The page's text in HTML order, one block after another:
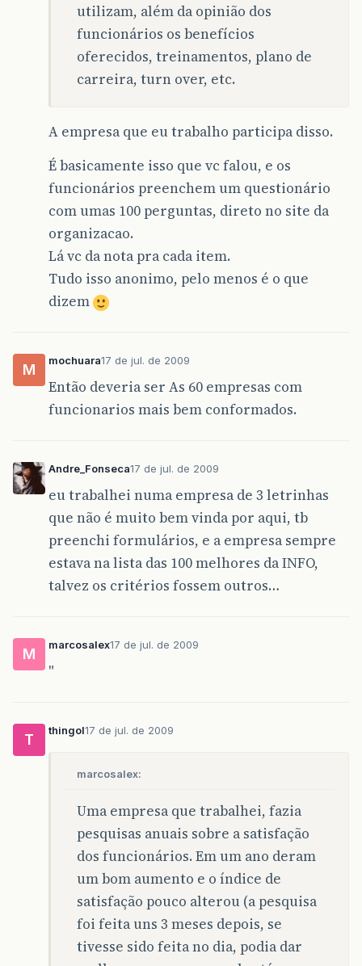
utilizam, além da opinião dos
funcionários os benefícios
oferecidos, treinamentos, plano de
carreira, turn over, etc.
A empresa que eu trabalho participa disso.
É basicamente isso que vc falou, e os
funcionários preenchem um questionário
com umas 100 perguntas, direto no site da
organizacao.
Lá vc da nota pra cada item.
Tudo isso anonimo, pelo menos é o que
dizem
M
mochuara17 de jul. de 2009
Então deveria ser As 60 empresas com
funcionarios mais bem conformados.
Andre_Fonseca17 de jul. de 2009
eu trabalhei numa empresa de 3 letrinhas
que não é muito bem vinda por aqui, tb
preenchi formulários, e a empresa sempre
estava na lista das 100 melhores da INFO,
talvez os critérios fossem outros…
M
marcosalex17 de jul. de 2009
"
T
thingol17 de jul. de 2009
marcosalex:
Uma empresa que trabalhei, fazia
pesquisas anuais sobre a satisfação
dos funcionários. Em um ano deram
um bom aumento e o índice de
satisfação pouco alterou (a pesquisa
foi feita uns 3 meses depois, se
tivesse sido feita no dia, podia dar